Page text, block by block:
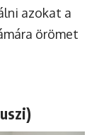
azokat a
örömet